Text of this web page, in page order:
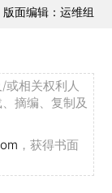
版面编辑：运维组
或相关权利人
摘编、复制及
，获得书面